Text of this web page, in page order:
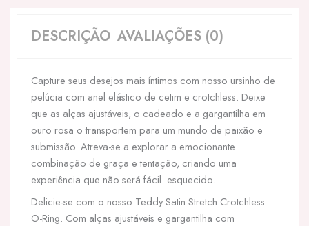
DESCRIÇÃO AVALIAÇÕES (0)
Capture seus desejos mais íntimos com nosso ursinho de
pelúcia com anel elástico de cetim e crotchless. Deixe
que as alças ajustáveis, o cadeado e a gargantilha em
ouro rosa o transportem para um mundo de paixão e
submissão. Atreva-se a explorar a emocionante
combinação de graça e tentação, criando uma
experiência que não será fácil. esquecido.
Delicie-se com o nosso Teddy Satin Stretch Crotchless
O-Ring. Com alças ajustáveis e gargantilha com